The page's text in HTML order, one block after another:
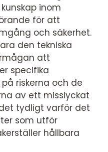
inom
för att
och säkerhet.
den tekniska
att
specifika
riskerna och de
av ett misslyckat
tydligt varför det
som utför
hållbara